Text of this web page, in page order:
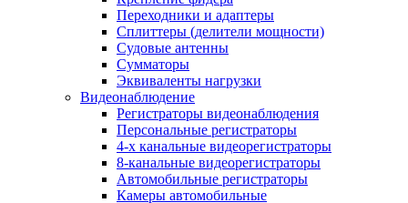
Переходники и адаптеры
Сплиттеры (делители мощности)
Судовые антенны
Сумматоры
Эквиваленты нагрузки
Видеонаблюдение
Регистраторы видеонаблюдения
Персональные регистраторы
4-х канальные видеорегистраторы
8-канальные видеорегистраторы
Автомобильные регистраторы
Камеры автомобильные